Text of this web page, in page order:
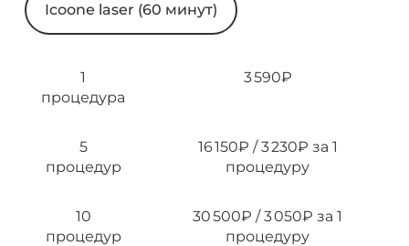
Icoonе laser (60 минут)
1
процедура
3 590₽
5
процедур
16 150₽ / 3 230₽ за 1
процедуру
10
процедур
30 500₽ / 3 050₽ за 1
процедуру